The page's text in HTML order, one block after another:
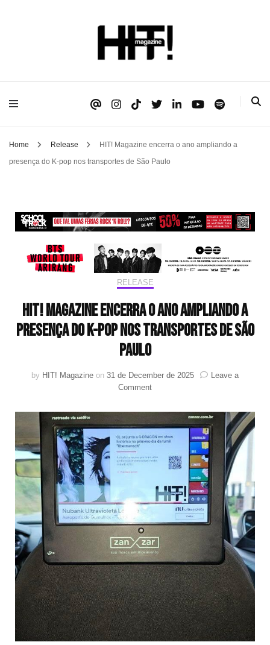
HIT!Magazine
Home Release
HIT! Magazine encerra o ano ampliando a
presença do K-pop nos transportes de São Paulo
RELEASE
HIT! Magazine encerra o ano ampliando a
presença do K-pop nos transportes de São
Paulo
by HIT! Magazine on 31 de December de 2025
Leave a
Commenton
Magazine
encerra
o
ampliando
do
K-
transportes
de
São
Paulo